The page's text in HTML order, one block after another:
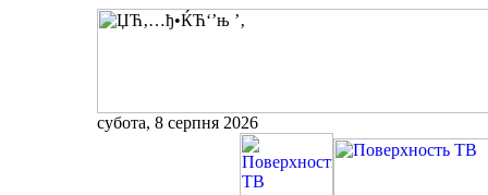
субота, 8 серпня 2026